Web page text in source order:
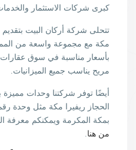
كبرى شركات الاستثمار
تتحلى شركة أركان البيت
مكة مع مجموعة واسعة من
بأسعار مناسبة في سوق
مريح يناسب جميع الميزانيات.
أيضًا توفر شركتنا وحدات
بمكة المكرمة ويمكنكم معرفة
من هنا.